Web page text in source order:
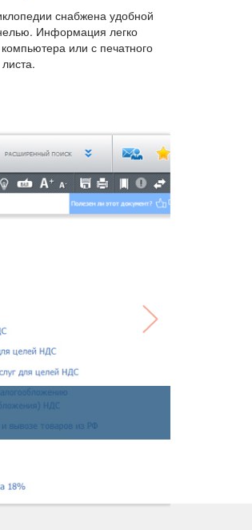
снабжена удобной
Информация легко
или с печатного
листа.